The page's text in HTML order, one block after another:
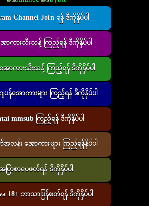
Channel Join ရန် ဒီကိုနှိပ်ပါ
ောကားသီးသန့် ကြည့်ရန် ဒီကိုနှိပ်ပါ
အောကားသီးသန့် ကြည့်ရန် ဒီကိုနှိပ်ပါ
ျပန်အောကားများ ကြည့်ရန် ဒီကိုနှိပ်ပါ
mmsub ကြည့်ရန် ဒီကိုနှိပ်ပါ
အလန်း အောကားများ ကြည့်ရန်နှိပ်ပါ
ပြာစာပေဖတ်ရန် ဒီကိုနှိပ်ပါ
18+ ဘာသာပြန်ဖတ်ရန် ဒီကိုနှိပ်ပါ